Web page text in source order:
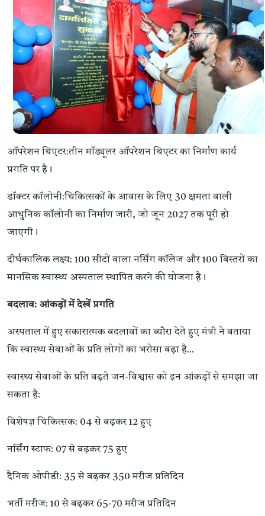
ऑपरेशन थिएटर:तीन मॉड्यूलर ऑपरेशन थिएटर का निर्माण कार्य
प्रगति पर है।
डॉक्टर कॉलोनी:चिकित्सकों के आवास के लिए 30 क्षमता वाली
आधुनिक कॉलोनी का निर्माण जारी, जो जून 2027 तक पूरी हो
जाएगी।
दीर्घकालिक लक्ष्य: 100 सीटों वाला नर्सिंग कॉलेज और 100 बिस्तरों का
मानसिक स्वास्थ्य अस्पताल स्थापित करने की योजना है।
बदलाव: आंकड़ों में देखें प्रगति
अस्पताल में हुए सकारात्मक बदलावों का ब्यौरा देते हुए मंत्री ने बताया
कि स्वास्थ्य सेवाओं के प्रति लोगों का भरोसा बढ़ा है...
स्वास्थ्य सेवाओं के प्रति बढ़ते जन-विश्वास को इन आंकड़ों से समझा जा
सकता है:
विशेषज्ञ चिकित्सक: 04 से बढ़कर 12 हुए
नर्सिंग स्टाफ: 07 से बढ़कर 75 हुए
दैनिक ओपीडी: 35 से बढ़कर 350 मरीज प्रतिदिन
भर्ती मरीज: 10 से बढ़कर 65-70 मरीज प्रतिदिन